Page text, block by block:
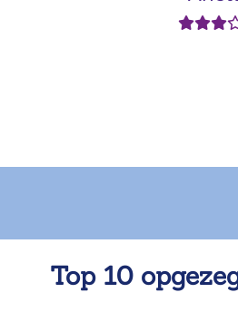
Top 10